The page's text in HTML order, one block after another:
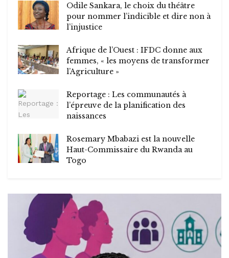
Odile Sankara, le choix du théâtre
pour nommer l’indicible et dire non à
l’injustice
Afrique de l’Ouest : IFDC donne aux
femmes, « les moyens de transformer
l’Agriculture »
Reportage : Les communautés à
l’épreuve de la planification des
naissances
Rosemary Mbabazi est la nouvelle
Haut-Commissaire du Rwanda au
Togo